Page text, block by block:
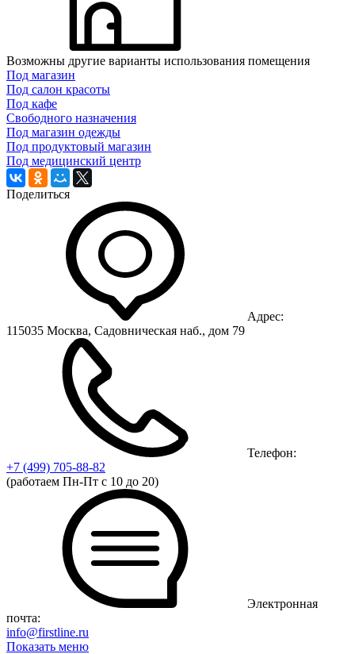
Возможны другие варианты использования помещения
Под магазин
Под салон красоты
Под кафе
Свободного назначения
Под магазин одежды
Под продуктовый магазин
Под медицинский центр
Поделиться
Адрес:
115035 Москва, Садовническая наб., дом 79
Телефон:
+7 (499) 705-88-82
(работаем Пн-Пт с 10 до 20)
Электронная
почта:
info@firstline.ru
Показать меню